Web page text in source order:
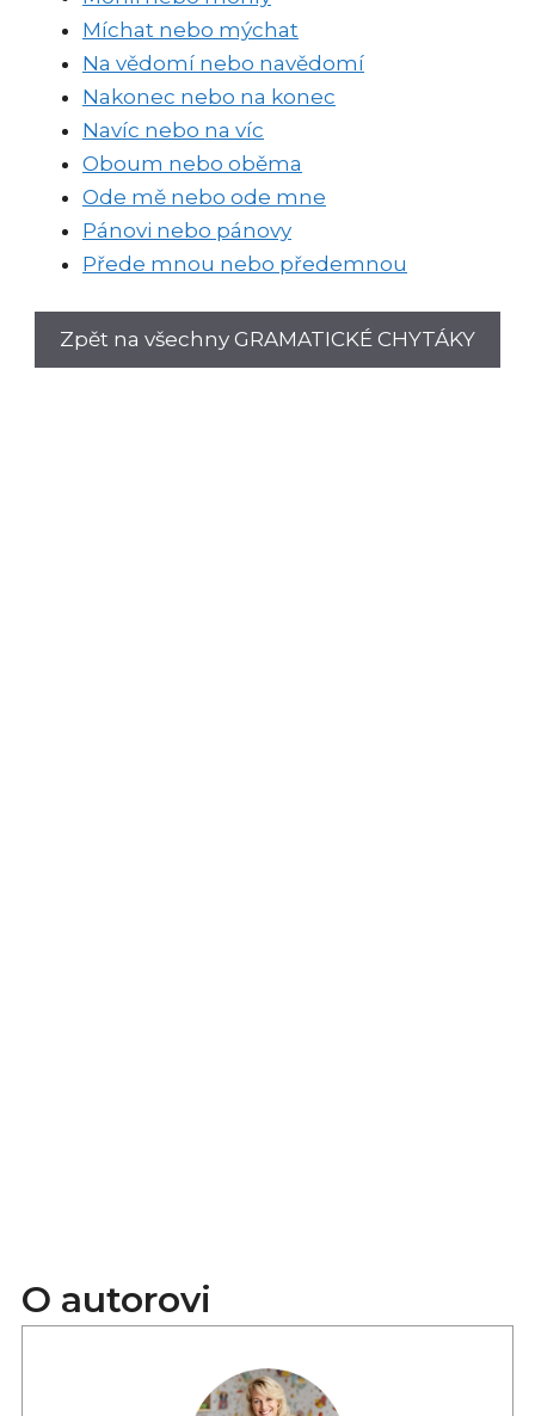
Míchat nebo mýchat
Na vědomí nebo navědomí
Nakonec nebo na konec
Navíc nebo na víc
Oboum nebo oběma
Ode mě nebo ode mne
Pánovi nebo pánovy
Přede mnou nebo předemnou
Zpět na všechny GRAMATICKÉ CHYTÁKY
O autorovi